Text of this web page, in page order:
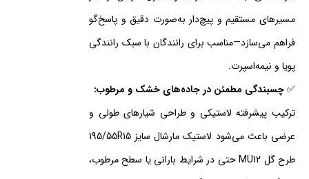
مسیرهای مستقیم و پیچ‌دار به‌صورت دقیق و پاسخ‌گو
فراهم می‌سازد—مناسب برای رانندگان با سبک رانندگی
پویا و نیمه‌اسپرت.
✅چسبندگی مطمئن در جاده‌های خشک و مرطوب:
ترکیب پیشرفته لاستیکی و طراحی شیارهای طولی و
عرضی باعث می‌شود لاستیک مارشال سایز 195/55R15
طرح گل MU12 حتی در شرایط بارانی یا سطح مرطوب،